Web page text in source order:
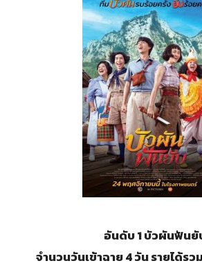
อันดับ 1 บัวผันฟันยั
จำนวนวันเข้าฉาย 4 วัน รายได้ร